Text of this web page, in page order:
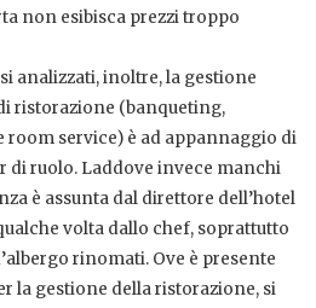
non esibisca prezzi troppo
analizzati, inoltre, la gestione
ristorazione (banqueting,
room service) è ad appannaggio di
di ruolo. Laddove invece manchi
è assunta dal direttore dell’hotel
volta dallo chef, soprattutto
rinomati. Ove è presente
la gestione della ristorazione, si